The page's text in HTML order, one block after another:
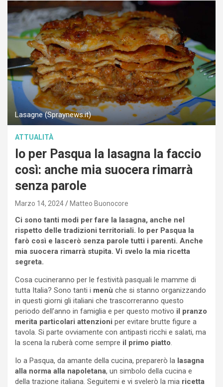
Lasagne (Spraynews.it)
ATTUALITÀ
Io per Pasqua la lasagna la faccio
così: anche mia suocera rimarrà
senza parole
Marzo 14, 2024 Matteo Buonocore
Ci sono tanti modi per fare la lasagna, anche nel
rispetto delle tradizioni territoriali. Io per Pasqua la
farò così e lascerò senza parole tutti i parenti. Anche
mia suocera rimarrà stupita. Vi svelo la mia ricetta
segreta.
Cosa cucineranno per le festività pasquali le mamme di
tutta Italia? Sono tanti i menù che si stanno organizzando
in questi giorni gli italiani che trascorreranno questo
periodo dell’anno in famiglia e per questo motivo il pranzo
merita particolari attenzioni per evitare brutte figure a
tavola. Si parte ovviamente con antipasti ricchi e salati, ma
la scena la ruberà come sempre il primo piatto.
Io a Pasqua, da amante della cucina, preparerò la lasagna
alla norma alla napoletana, un simbolo della cucina e
della trazione italiana. Seguitemi e vi svelerò la mia ricetta